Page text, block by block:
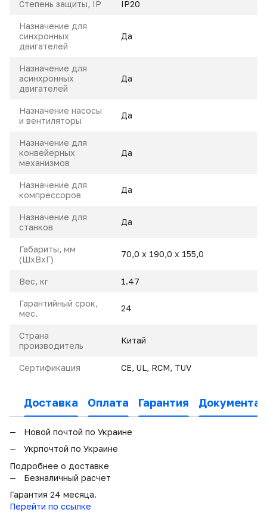
Степень защиты, IP IP20
Назначение для
синхронных
двигателей
Да
Назначение для
асинхронных
двигателей
Да
Назначение насосы
и вентиляторы
Да
Назначение для
конвейерных
механизмов
Да
Назначение для
компрессоров
Да
Назначение для
станков
Да
Габариты, мм
(ШхВхГ)
70,0 х 190,0 х 155,0
Вес, кг 1.47
Гарантийный срок,
мес.
24
Страна
производитель
Китай
Сертификация CE, UL, RCM, TUV
Доставка Оплата Гарантия
Новой почтой по Украине
Укрпочтой по Украине
Подробнее о доставке
Безналичный расчет
Гарантия 24 месяца.
Перейти по ссылке